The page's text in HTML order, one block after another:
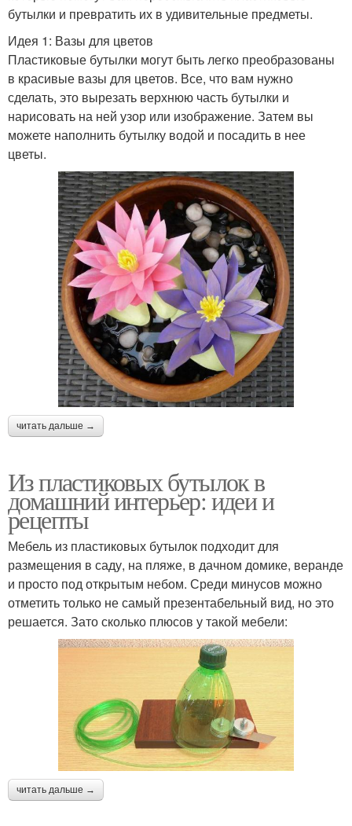
бутылки и превратить их в удивительные предметы.
Идея 1: Вазы для цветов
Пластиковые бутылки могут быть легко преобразованы
в красивые вазы для цветов. Все, что вам нужно
сделать, это вырезать верхнюю часть бутылки и
нарисовать на ней узор или изображение. Затем вы
можете наполнить бутылку водой и посадить в нее
цветы.
читать дальше →
Из пластиковых бутылок в
домашний интерьер: идеи и
рецепты
Мебель из пластиковых бутылок подходит для
размещения в саду, на пляже, в дачном домике, веранде
и просто под открытым небом. Среди минусов можно
отметить только не самый презентабельный вид, но это
решается. Зато сколько плюсов у такой мебели:
читать дальше →